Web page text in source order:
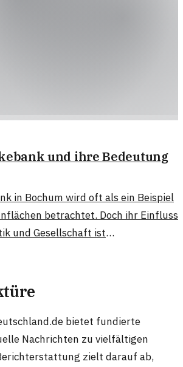
und ihre Bedeutung
in Bochum wird oft als ein Beispiel
betrachtet. Doch ihr Einfluss
und Gesellschaft ist
bietet fundierte
Nachrichten zu vielfältigen
zielt darauf ab,